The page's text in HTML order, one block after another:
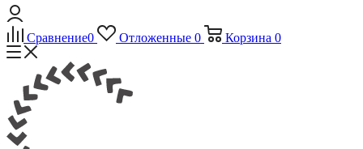
Сравнение0 Отложенные 0 Корзина 0